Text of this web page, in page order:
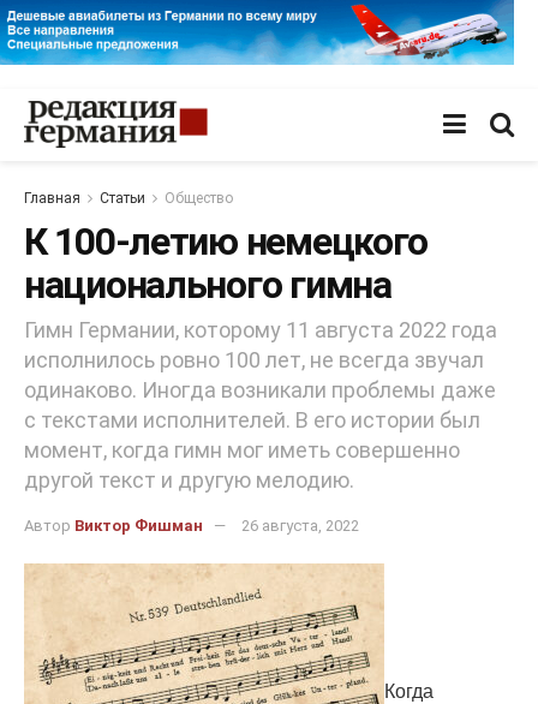
Главная Статьи Общество
К 100-летию немецкого
национального гимна
Гимн Германии, которому 11 августа 2022 года
исполнилось ровно 100 лет, не всегда звучал
одинаково. Иногда возникали проблемы даже
с текстами исполнителей. В его истории был
момент, когда гимн мог иметь совершенно
другой текст и другую мелодию.
Автор Виктор Фишман 26 августа, 2022
Когда